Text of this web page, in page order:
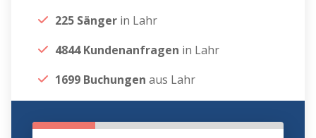
225 Sänger in Lahr
4844 Kundenanfragen in Lahr
1699 Buchungen aus Lahr